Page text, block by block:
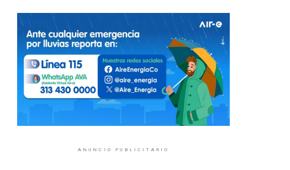
ANUNCIO PUBLICITARIO